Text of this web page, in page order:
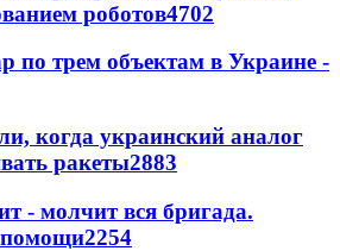
роботов4702
по трем объектам в Украине -
когда украинский аналог
ракеты2883
- молчит вся бригада.
помощи2254